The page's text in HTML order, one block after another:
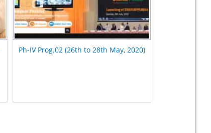
Ph-IV Prog.02 (26th to 28th May, 2020)